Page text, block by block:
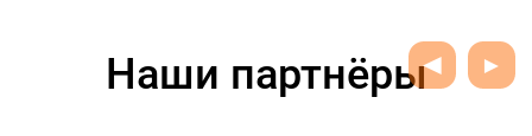
Наши партнёры